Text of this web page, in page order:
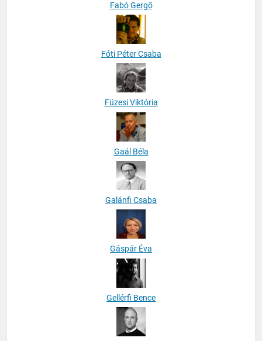
Fabó Gergő
Fóti Péter Csaba
Füzesi Viktória
Gaál Béla
Galánfi Csaba
Gáspár Éva
Gellérfi Bence